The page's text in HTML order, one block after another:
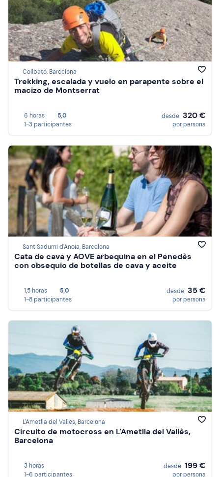
Collbató, Barcelona
Trekking, escalada y vuelo en parapente sobre el
macizo de Montserrat
6 horas
5,0
1-3 participantes
desde 320 €
por persona
Sant Sadurní d'Anoia, Barcelona
Cata de cava y AOVE arbequina en el Penedès
con obsequio de botellas de cava y aceite
1,5 horas
5,0
1-8 participantes
desde 35 €
por persona
L'Ametlla del Vallès, Barcelona
Circuito de motocross en L'Ametlla del Vallès,
Barcelona
3 horas
1-6 participantes
desde 199 €
por persona